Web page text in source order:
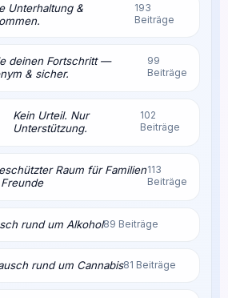
Unterhaltung &
193
Beiträge
deinen Fortschritt —
& sicher.
99
Beiträge
Kein Urteil. Nur
Unterstützung.
102
Beiträge
Raum für Familien113
Beiträge
rund um Alkohol89 Beiträge
rund um Cannabis81 Beiträge